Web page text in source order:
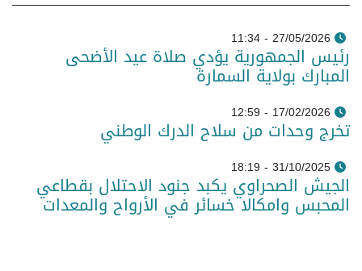
27/05/2026 - 11:34
رئيس الجمهورية يؤدي صلاة عيد الأضحى
المبارك بولاية السمارة
17/02/2026 - 12:59
تخرج وحدات من سلاح الدرك الوطني
31/10/2025 - 18:19
الجيش الصحراوي يكبد جنود الاحتلال بقطاعي
المحبس وامكالا خسائر في الأرواح والمعدات